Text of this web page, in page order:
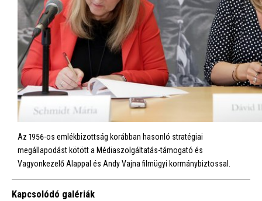
Az 1956-os emlékbizottság korábban hasonló stratégiai
megállapodást kötött a Médiaszolgáltatás-támogató és
Vagyonkezelő Alappal és Andy Vajna filmügyi kormánybiztossal.
Kapcsolódó galériák